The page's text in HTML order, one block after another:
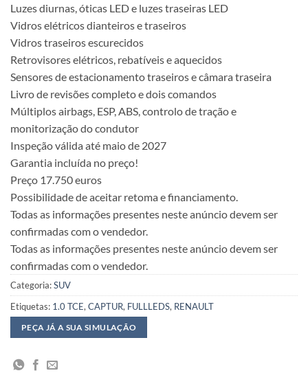
Luzes diurnas, óticas LED e luzes traseiras LED
Vidros elétricos dianteiros e traseiros
Vidros traseiros escurecidos
Retrovisores elétricos, rebatíveis e aquecidos
Sensores de estacionamento traseiros e câmara traseira
Livro de revisões completo e dois comandos
Múltiplos airbags, ESP, ABS, controlo de tração e
monitorização do condutor
Inspeção válida até maio de 2027
Garantia incluída no preço!
Preço 17.750 euros
Possibilidade de aceitar retoma e financiamento.
Todas as informações presentes neste anúncio devem ser
confirmadas com o vendedor.
Todas as informações presentes neste anúncio devem ser
confirmadas com o vendedor.
Categoria:SUV
Etiquetas: 1.0 TCE, CAPTUR, FULLLEDS, RENAULT
PEÇA JÁ A SUA SIMULAÇÃO